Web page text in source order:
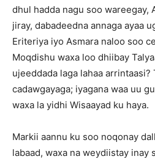
dhul hadda nagu soo wareegay,
jiray, dabadeedna annaga ayaa
Eriteriya iyo Asmara naloo soo
Moqdishu waxa loo dhiibay
ujeeddada laga lahaa arrintaasi?
cadawgayaga; iyagana waa uu
waxa la yidhi Wisaayad ku haya.
Markii aannu ku soo noqonay
labaad, waxa na weydiistay inay